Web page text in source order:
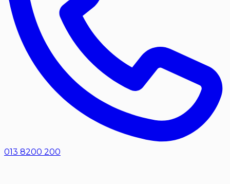
013 8200 200